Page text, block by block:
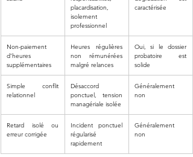
placardisation,
isolement
professionnel
caractérisée
Non-paiement
d’heures
supplémentaires
Heures régulières
non rémunérées
malgré relances
Oui, si le dossier
probatoire est
solide
Simple conflit
relationnel
Désaccord
ponctuel, tension
managériale isolée
Généralement
non
Retard isolé ou
erreur corrigée
Incident ponctuel
régularisé
rapidement
Généralement
non